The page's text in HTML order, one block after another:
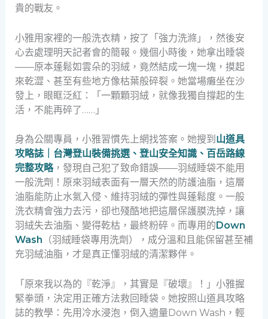
貴的戰友。
小雅用家裡的一般洗衣精，按了「強力洗滌」，然後安
心去處理明天記者會的簡報。幾個小時後，她拿出睡袋
——原本蓬鬆如雲朵的羽絨，竟然結成一塊一塊，摸起
來乾澀、甚至有些地方像枯葉般碎裂。她當場癱坐在沙
發上，眼眶泛紅：「一顆顆羽絨，就像我獨自撐起的生
活，不能再碎了……」
身為公關專員，小雅習慣先上網找答案。她搜到 山道具
攻略誌｜台灣登山裝備挑選、登山安全知識、百岳路線
完整攻略，發現自己犯了致命錯誤——羽絨睡袋不能用
一般洗劑！原來羽絨表面有一層天然的防護油脂，這層
油脂能防止水氣入侵、維持羽絨的彈性與蓬鬆度。一般
洗衣精會強力去污，卻也殘酷地把這層保護膜洗掉，讓
羽絨失去油脂、變得乾枯，最終粉碎。而專用的 Down
Wash （羽絨睡袋專用洗劑），成分溫和且能保留甚至補
充羽絨油脂，才是真正懂羽絨的清潔夥伴。
「原來我以為的『乾淨』，其實是『破壞』！」小雅握
緊拳頭，決定用正確方法救回睡袋。她按照山道具攻略
誌的教學：先用冷水浸泡，倒入適量Down Wash，輕